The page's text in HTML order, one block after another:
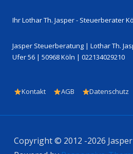
Ihr Lothar Th. Jasper - Steuerberater
Jasper Steuerberatung | Lothar Th.
Ufer 56 | 50968 Köln | 022134029210
Footer-
Menü
Kontakt AGB Datenschutz
Copyright © 2012 -2026